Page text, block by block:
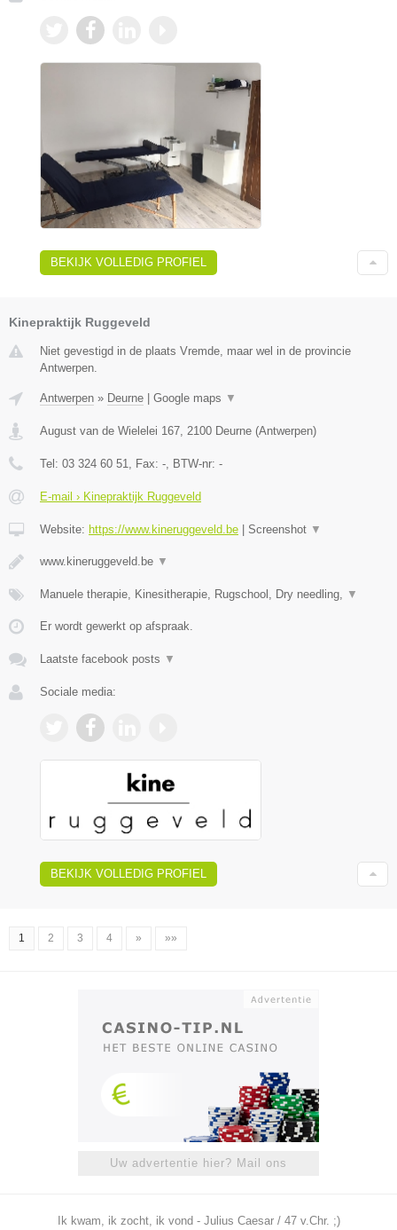
BEKIJK VOLLEDIG PROFIEL
Kinepraktijk Ruggeveld
Niet gevestigd in de plaats Vremde, maar wel in de provincie
Antwerpen.
Antwerpen » Deurne Google maps ▼
August van de Wielelei 167 2100 Deurne (Antwerpen)
Tel: 03 324 60 51 , Fax: - , BTW-nr: -
E-mail › Kinepraktijk Ruggeveld
Website: https://www.kineruggeveld.be Screenshot ▼
www.kineruggeveld.be ▼
Manuele therapie, Kinesitherapie, Rugschool, Dry needling, ▼
Er wordt gewerkt op afspraak.
Laatste facebook posts ▼
Sociale media:
BEKIJK VOLLEDIG PROFIEL
1 2 3 4 » »»
Uw advertentie hier? Mail ons
Ik kwam, ik zocht, ik vond - Julius Caesar / 47 v.Chr. ;)